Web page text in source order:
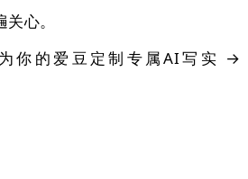
心。
你的爱豆定制专属AI写实 →